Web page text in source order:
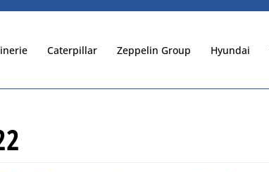
Caterpillar Zeppelin Group Hyundai